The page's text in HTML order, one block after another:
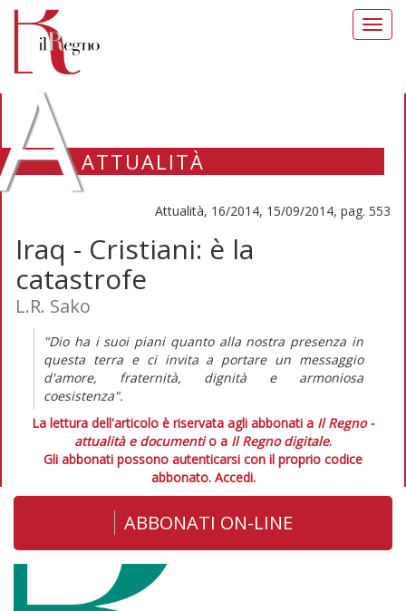
ATTUALITÀ
Attualità, 16/2014, 15/09/2014, pag. 553
Iraq - Cristiani: è la
catastrofe
L.R. Sako
"Dio ha i suoi piani quanto alla nostra presenza in
questa terra e ci invita a portare un messaggio
d'amore, fraternità, dignità e armoniosa
coesistenza".
La lettura dell'articolo è riservata agli abbonati a Il Regno -
attualità e documentio a Il Regno digitale.
Gli abbonati possono autenticarsi con il proprio codice
abbonato. Accedi.
ABBONATI ON-LINE